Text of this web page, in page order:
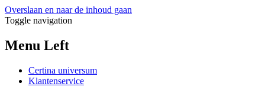
Overslaan en naar de inhoud gaan
Toggle navigation
Menu Left
Certina universum
Klantenservice